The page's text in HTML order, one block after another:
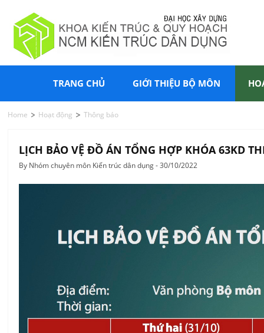
TRANG CHỦ GIỚI THIỆU BỘ MÔN
Home Hoạt động Thông báo
LỊCH BẢO VỆ ĐỒ ÁN TỔNG HỢP KHÓA 63KD
By Nhóm chuyên môn Kiến trúc dân dụng - 30/10/2022